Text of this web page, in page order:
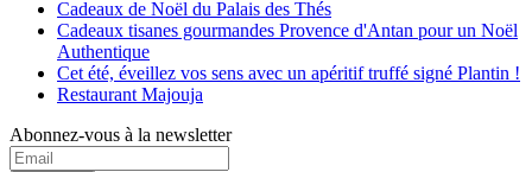
Cadeaux de Noël du Palais des Thés
Cadeaux tisanes gourmandes Provence d'Antan pour un Noël
Authentique
Cet été, éveillez vos sens avec un apéritif truffé signé Plantin !
Restaurant Majouja
Abonnez-vous à la newsletter